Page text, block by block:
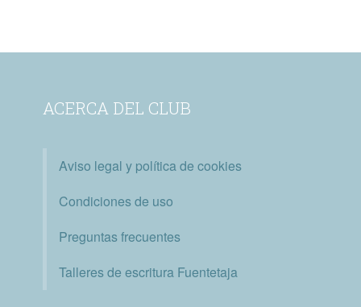
ACERCA DEL CLUB
Aviso legal y política de cookies
Condiciones de uso
Preguntas frecuentes
Talleres de escritura Fuentetaja